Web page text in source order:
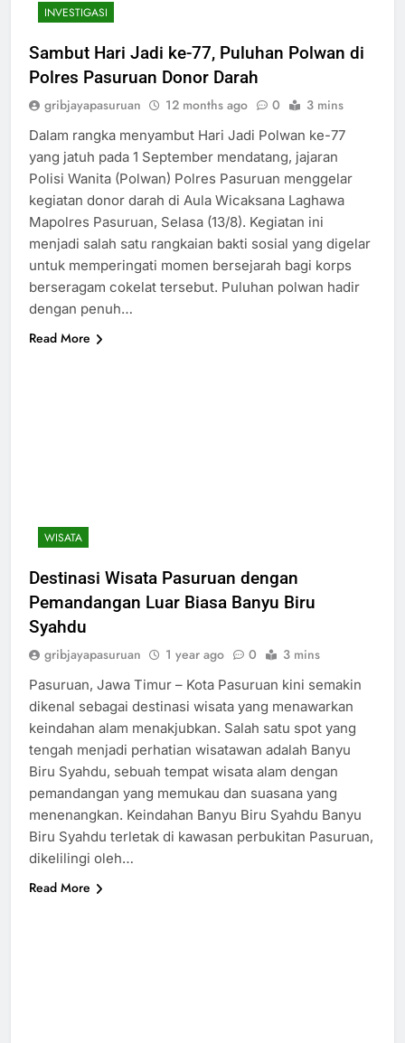
INVESTIGASI
Sambut Hari Jadi ke-77, Puluhan Polwan di
Polres Pasuruan Donor Darah
gribjayapasuruan 12 months ago 0 3 mins
Dalam rangka menyambut Hari Jadi Polwan ke-77
yang jatuh pada 1 September mendatang, jajaran
Polisi Wanita (Polwan) Polres Pasuruan menggelar
kegiatan donor darah di Aula Wicaksana Laghawa
Mapolres Pasuruan, Selasa (13/8). Kegiatan ini
menjadi salah satu rangkaian bakti sosial yang digelar
untuk memperingati momen bersejarah bagi korps
berseragam cokelat tersebut. Puluhan polwan hadir
dengan penuh…
Read More
WISATA
Destinasi Wisata Pasuruan dengan
Pemandangan Luar Biasa Banyu Biru
Syahdu
gribjayapasuruan 1 year ago 0 3 mins
Pasuruan, Jawa Timur – Kota Pasuruan kini semakin
dikenal sebagai destinasi wisata yang menawarkan
keindahan alam menakjubkan. Salah satu spot yang
tengah menjadi perhatian wisatawan adalah Banyu
Biru Syahdu, sebuah tempat wisata alam dengan
pemandangan yang memukau dan suasana yang
menenangkan. Keindahan Banyu Biru Syahdu Banyu
Biru Syahdu terletak di kawasan perbukitan Pasuruan,
dikelilingi oleh…
Read More